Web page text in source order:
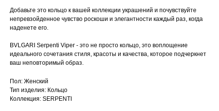
Добавьте это кольцо к вашей коллекции украшений и почувствуйте
непревзойденное чувство роскоши и элегантности каждый раз, когда
наденете его.
BVLGARI Serpenti Viper - это не просто кольцо, это воплощение
идеального сочетания стиля, красоты и качества, которое подчеркнет
ваш неповторимый образ.
Пол: Женский
Тип изделия: Кольцо
Коллекция: SERPENTI